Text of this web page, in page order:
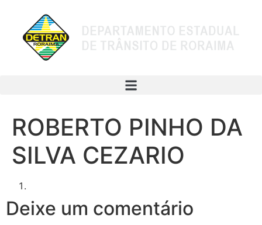
ROBERTO PINHO DA
SILVA CEZARIO
Deixe um comentário